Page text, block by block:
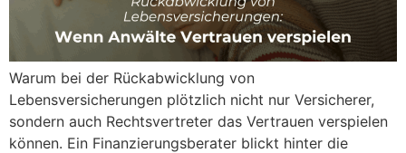
Warum bei der Rückabwicklung von
Lebensversicherungen plötzlich nicht nur Versicherer,
sondern auch Rechtsvertreter das Vertrauen verspielen
können. Ein Finanzierungsberater blickt hinter die